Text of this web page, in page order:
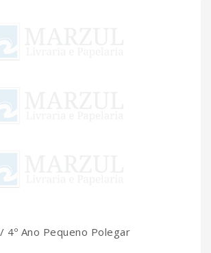
4º Ano Pequeno Polegar